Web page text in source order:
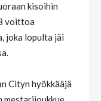
kisoihin
voittoa
joka lopulta jäi
Cityn hyökkääjä